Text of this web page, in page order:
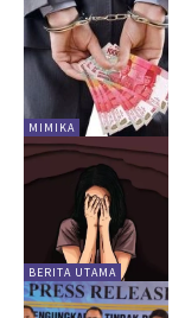
MIMIKA
BERITA UTAMA